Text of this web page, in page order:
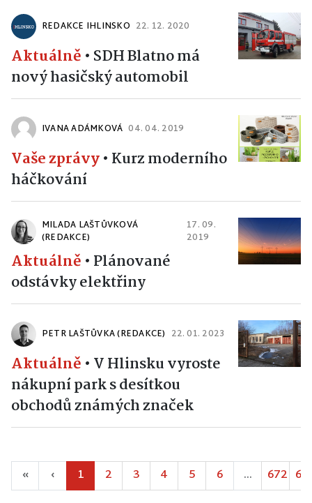
REDAKCE IHLINSKO 22. 12. 2020
Aktuálně • SDH Blatno má
nový hasičský automobil
IVANA ADÁMKOVÁ 04. 04. 2019
Vaše zprávy• Kurz moderního
háčkování
MILADA LAŠTŮVKOVÁ
(REDAKCE)
17. 09.
2019
Aktuálně • Plánované
odstávky elektřiny
PETR LAŠTŮVKA (REDAKCE) 22. 01. 2023
Aktuálně • V Hlinsku vyroste
nákupní park s desítkou
obchodů známých značek
« ‹ 1 2 3 4 5 6 ... 672